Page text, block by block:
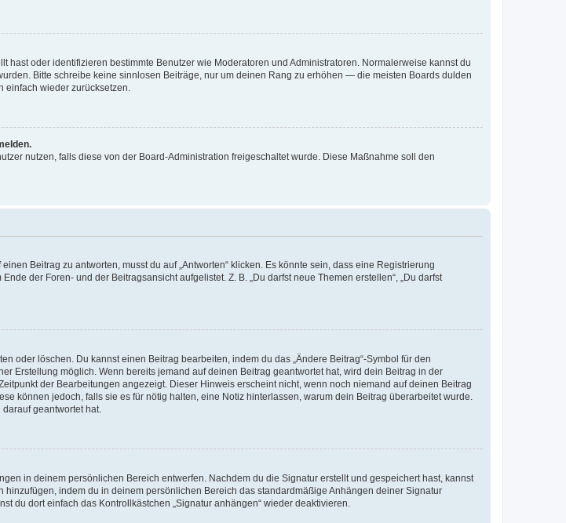
oder identifizieren bestimmte Benutzer wie Moderatoren und Administratoren. Normalerweise kannst du
Bitte schreibe keine sinnlosen Beiträge, nur um deinen Rang zu erhöhen — die meisten Boards dulden
einfach wieder zurücksetzen.
nutzen, falls diese von der Board-Administration freigeschaltet wurde. Diese Maßnahme soll den
Beitrag zu antworten, musst du auf „Antworten“ klicken. Es könnte sein, dass eine Registrierung
der Foren- und der Beitragsansicht aufgelistet. Z. B. „Du darfst neue Themen erstellen“, „Du darfst
oder löschen. Du kannst einen Beitrag bearbeiten, indem du das „Ändere Beitrag“-Symbol für den
Erstellung möglich. Wenn bereits jemand auf deinen Beitrag geantwortet hat, wird dein Beitrag in der
der Bearbeitungen angezeigt. Dieser Hinweis erscheint nicht, wenn noch niemand auf deinen Beitrag
können jedoch, falls sie es für nötig halten, eine Notiz hinterlassen, warum dein Beitrag überarbeitet wurde.
geantwortet hat.
in deinem persönlichen Bereich entwerfen. Nachdem du die Signatur erstellt und gespeichert hast, kannst
indem du in deinem persönlichen Bereich das standardmäßige Anhängen deiner Signatur
du dort einfach das Kontrollkästchen „Signatur anhängen“ wieder deaktivieren.